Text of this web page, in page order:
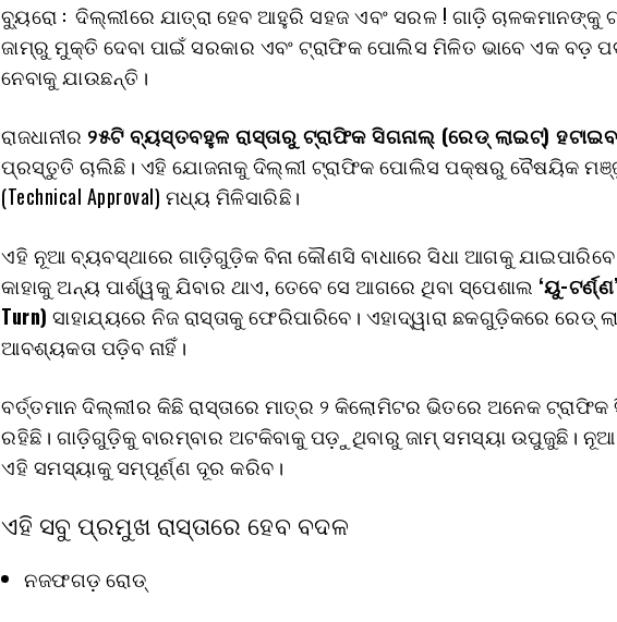
ବ୍ୟୁରୋ : ଦିଲ୍ଲୀରେ ଯାତ୍ରା ହେବ ଆହୁରି ସହଜ ଏବଂ ସରଳ ! ଗାଡ଼ି ଚାଳକମାନଙ୍କୁ
ଜାମ୍‌ରୁ ମୁକ୍ତି ଦେବା ପାଇଁ ସରକାର ଏବଂ ଟ୍ରାଫିକ ପୋଲିସ ମିଳିତ ଭାବେ ଏକ ବଡ଼
ନେବାକୁ ଯାଉଛନ୍ତି।
ରାଜଧାନୀର ୨୫ଟି ବ୍ୟସ୍ତବହୁଳ ରାସ୍ତାରୁ ଟ୍ରାଫିକ ସିଗନାଲ୍ (ରେଡ୍ ଲାଇଟ୍)
ପ୍ରସ୍ତୁତି ଚାଲିଛି। ଏହି ଯୋଜନାକୁ ଦିଲ୍ଲୀ ଟ୍ରାଫିକ ପୋଲିସ ପକ୍ଷରୁ ବୈଷୟିକ
(Technical Approval) ମଧ୍ୟ ମିଳିସାରିଛି।
ଏହି ନୂଆ ବ୍ୟବସ୍ଥାରେ ଗାଡ଼ିଗୁଡ଼ିକ ବିନା କୌଣସି ବାଧାରେ ସିଧା ଆଗକୁ
କାହାକୁ ଅନ୍ୟ ପାର୍ଶ୍ୱକୁ ଯିବାର ଥାଏ, ତେବେ ସେ ଆଗରେ ଥିବା ସ୍ପେଶାଲ ‘ୟୁ-
Turn) ସାହାଯ୍ୟରେ ନିଜ ରାସ୍ତାକୁ ଫେରିପାରିବେ। ଏହାଦ୍ୱାରା ଛକଗୁଡ଼ିକରେ ରେଡ୍
ଆବଶ୍ୟକତା ପଡ଼ିବ ନାହିଁ।
ବର୍ତ୍ତମାନ ଦିଲ୍ଲୀର କିଛି ରାସ୍ତାରେ ମାତ୍ର ୨ କିଲୋମିଟର ଭିତରେ ଅନେକ ଟ୍ରାଫିକ
ରହିଛି। ଗାଡ଼ିଗୁଡ଼ିକୁ ବାରମ୍ବାର ଅଟକିବାକୁ ପଡ଼ୁଥିବାରୁ ଜାମ୍ ସମସ୍ୟା ଉପୁଜୁଛି।
ଏହି ସମସ୍ୟାକୁ ସମ୍ପୂର୍ଣ୍ଣ ଦୂର କରିବ।
ଏହି ସବୁ ପ୍ରମୁଖ ରାସ୍ତାରେ ହେବ ବଦଳ
ନଜଫଗଡ଼ ରୋଡ୍